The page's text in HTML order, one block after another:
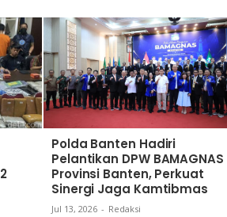
Polda Banten Hadiri
Pelantikan DPW BAMAGNAS
Provinsi Banten, Perkuat
Sinergi Jaga Kamtibmas
Jul 13, 2026 - Redaksi